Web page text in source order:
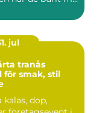
jul
tranås
för smak, stil
kalas, dop,